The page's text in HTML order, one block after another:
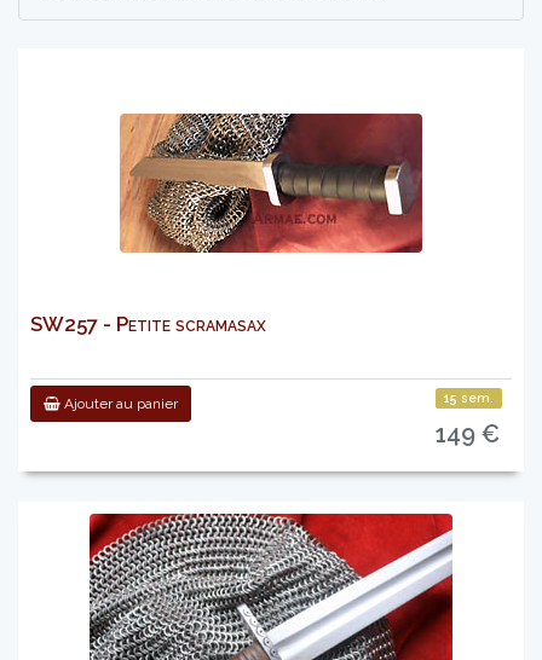
SW257 - Petite scramasax
Ajouter au panier 15 sem.
149 €